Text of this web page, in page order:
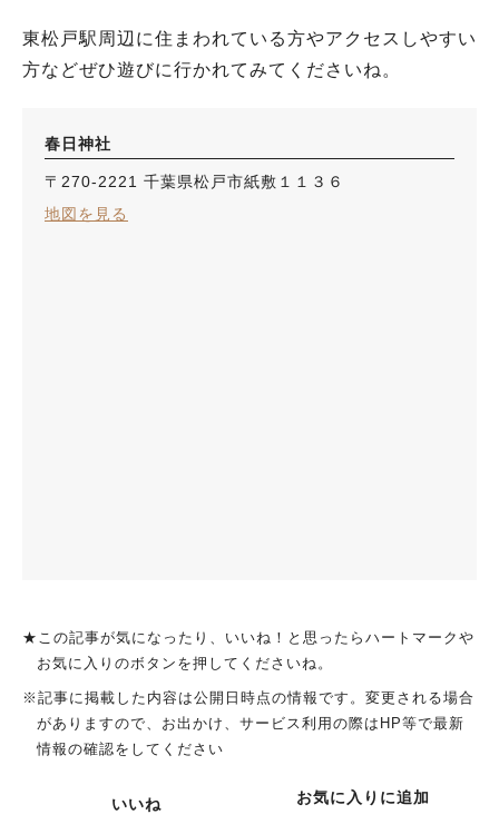
東松戸駅周辺に住まわれている方やアクセスしやすい
方などぜひ遊びに行かれてみてくださいね。
春日神社
〒270-2221 千葉県松戸市紙敷１１３６
地図を見る
★この記事が気になったり、いいね！と思ったらハートマークや
お気に入りのボタンを押してくださいね。
※記事に掲載した内容は公開日時点の情報です。変更される場合
がありますので、お出かけ、サービス利用の際はHP等で最新
情報の確認をしてください
いいね お気に入りに追加